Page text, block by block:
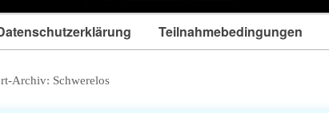
Teilnahmebedingungen
Archiv: Schwerelos